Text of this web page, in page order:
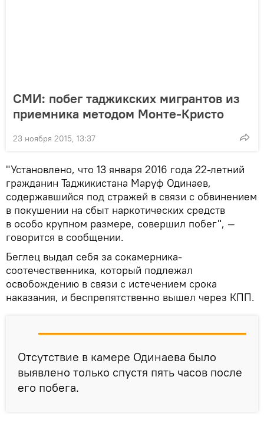
СМИ: побег таджикских мигрантов из
приемника методом Монте-Кристо
23 ноября 2015, 13:37
"Установлено, что 13 января 2016 года 22-летний
гражданин Таджикистана Маруф Одинаев,
содержавшийся под стражей в связи с обвинением
в покушении на сбыт наркотических средств
в особо крупном размере, совершил побег", —
говорится в сообщении.
Беглец выдал себя за сокамерника-
соотечественника, который подлежал
освобождению в связи с истечением срока
наказания, и беспрепятственно вышел через КПП.
Отсутствие в камере Одинаева было
выявлено только спустя пять часов после
его побега.